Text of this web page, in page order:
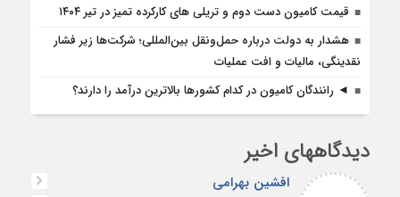
قیمت کامیون دست دوم و تریلی‌ های کارکرده تمیز در تیر ۱۴۰۴
هشدار به دولت درباره حمل‌ونقل بین‌المللی؛ شرکت‌ها زیر فشار
نقدینگی، مالیات و افت عملیات
◄ رانندگان کامیون در کدام کشورها بالاترین درآمد را دارند؟
دیدگاههای اخیر
افشین بهرامی